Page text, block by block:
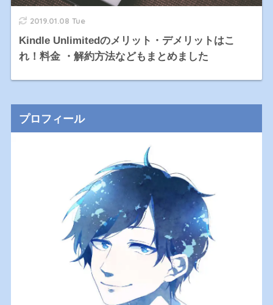
2019.01.08 Tue
Kindle Unlimitedのメリット・デメリットはこ
れ！料金 ・解約方法などもまとめました
プロフィール